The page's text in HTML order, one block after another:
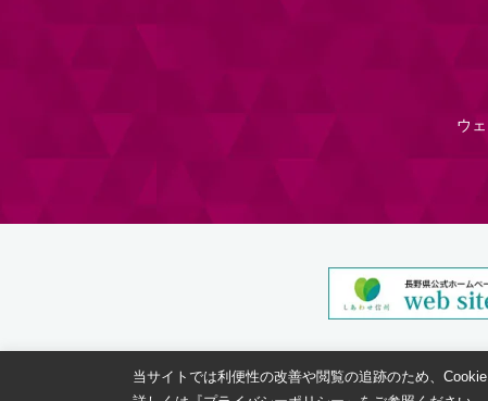
ウ
当サイトでは利便性の改善や閲覧の追跡のため、